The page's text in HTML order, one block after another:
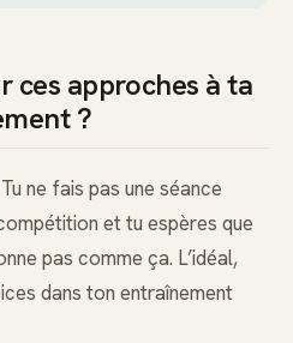
ces approches à ta
?
ne fais pas une séance
et tu espères que
pas comme ça. L’idéal,
dans ton entraînement